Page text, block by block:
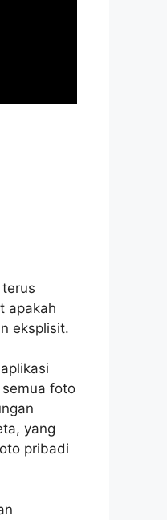
apakah
eksplisit.
foto
yang
pribadi